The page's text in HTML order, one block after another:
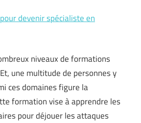
devenir spécialiste en
niveaux de formations
une multitude de personnes y
ces domaines figure la
formation vise à apprendre les
pour déjouer les attaques